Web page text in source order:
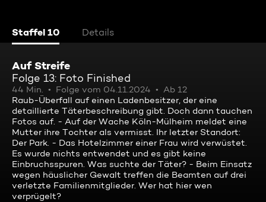
Staffel 10 Details
Auf Streife
Folge 13: Foto Finished
44 Min. Folge vom 04.11.2024
Ab 12
Raub-Überfall auf einen Ladenbesitzer, der eine
detaillierte Täterbeschreibung gibt. Doch dann tauchen
Fotos auf. - Auf der Wache Köln-Mülheim meldet eine
Mutter ihre Tochter als vermisst. Ihr letzter Standort:
Der Park. - Das Hotelzimmer einer Frau wird verwüstet.
Es wurde nichts entwendet und es gibt keine
Einbruchsspuren. Was suchte der Täter? - Beim Einsatz
wegen häuslicher Gewalt treffen die Beamten auf drei
verletzte Familienmitglieder. Wer hat hier wen
verprügelt?